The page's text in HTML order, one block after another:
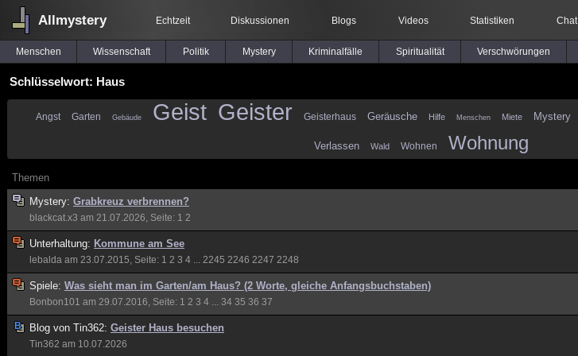
Allmystery Echtzeit Diskussionen Blogs Videos Statistiken Chat
Menschen Wissenschaft Politik Mystery Kriminalfälle Spiritualität Verschwörungen
Schlüsselwort: Haus
Angst Garten Gebäude Geist Geister Geisterhaus Geräusche Hilfe Menschen Miete Mystery
Verlassen Wald Wohnen Wohnung
Themen
Mystery: Grabkreuz verbrennen?
blackcat.x3 am 21.07.2026, Seite: 1 2
Unterhaltung: Kommune am See
lebalda am 23.07.2015, Seite: 1 2 3 4 2245 2246 2247 2248
Spiele: Was sieht man im Garten/am Haus? (2 Worte, gleiche Anfangsbuchstaben)
Bonbon101 am 29.07.2016, Seite: 1 2 3 4 34 35 36 37
Blog von Tin362: Geister Haus besuchen
Tin362 am 10.07.2026